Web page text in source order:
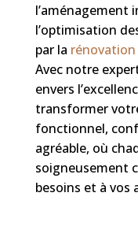
l’aménagement
l’optimisation
par la
Avec notre
envers
transformer
fonctionnel,
agréable, où
soigneusement
besoins et à vos